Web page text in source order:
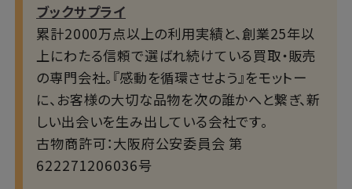
ブックサプライ
累計2000万点以上の利用実績と、創業25年以
上にわたる信頼で選ばれ続けている買取・販売
の専門会社。『感動を循環させよう』をモットー
に、お客様の大切な品物を次の誰かへと繋ぎ、新
しい出会いを生み出している会社です。
古物商許可：大阪府公安委員会 第
622271206036号